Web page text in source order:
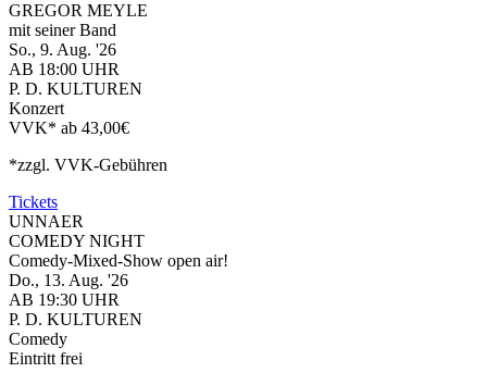
GREGOR MEYLE
mit seiner Band
So., 9. Aug. '26
AB 18:00 UHR
P. D. KULTUREN
Konzert
VVK* ab 43,00€
*zzgl. VVK-Gebühren
Tickets
UNNAER
COMEDY NIGHT
Comedy-Mixed-Show open air!
Do., 13. Aug. '26
AB 19:30 UHR
P. D. KULTUREN
Comedy
Eintritt frei